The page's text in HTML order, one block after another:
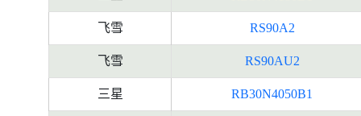
飞雪 RS90A2
飞雪 RS90AU2
三星 RB30N4050B1